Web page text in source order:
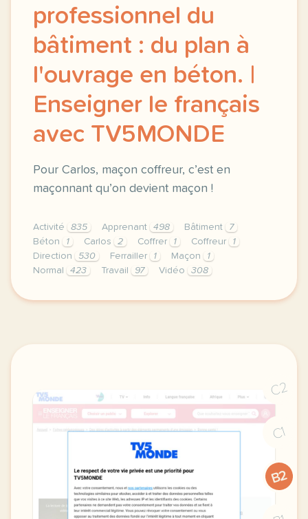
professionnel du
bâtiment : du plan à
l'ouvrage en béton. |
Enseigner le français
avec TV5MONDE
Pour Carlos, maçon coffreur, c’est en
maçonnant qu’on devient maçon !
Activité 835 Apprenant 498 Bâtiment
7
Béton
1 Carlos 2 Coffrer 1 Coffreur
1
Direction
530 Ferrailler 1 Maçon
1
Normal
423 Travail 97 Vidéo 308
didomi host didomi components button cursor
C2
C1
B2